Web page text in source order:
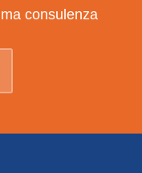
consulenza